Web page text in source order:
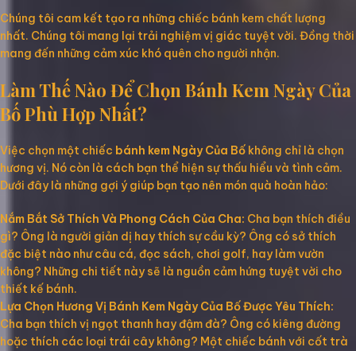
Chúng tôi cam kết tạo ra những chiếc bánh kem chất lượng
nhất. Chúng tôi mang lại trải nghiệm vị giác tuyệt vời. Đồng thời
mang đến những cảm xúc khó quên cho người nhận.
Làm Thế Nào Để Chọn Bánh Kem Ngày Của
Bố Phù Hợp Nhất?
Việc chọn một chiếc bánh kem Ngày Của Bố không chỉ là chọn
hương vị. Nó còn là cách bạn thể hiện sự thấu hiểu và tình cảm.
Dưới đây là những gợi ý giúp bạn tạo nên món quà hoàn hảo:
Nắm Bắt Sở Thích Và Phong Cách Của Cha: Cha bạn thích điều
gì? Ông là người giản dị hay thích sự cầu kỳ? Ông có sở thích
đặc biệt nào như câu cá, đọc sách, chơi golf, hay làm vườn
không? Những chi tiết này sẽ là nguồn cảm hứng tuyệt vời cho
thiết kế bánh.
Lựa Chọn Hương Vị Bánh Kem Ngày Của Bố Được Yêu Thích:
Cha bạn thích vị ngọt thanh hay đậm đà? Ông có kiêng đường
hoặc thích các loại trái cây không? Một chiếc bánh với cốt trà